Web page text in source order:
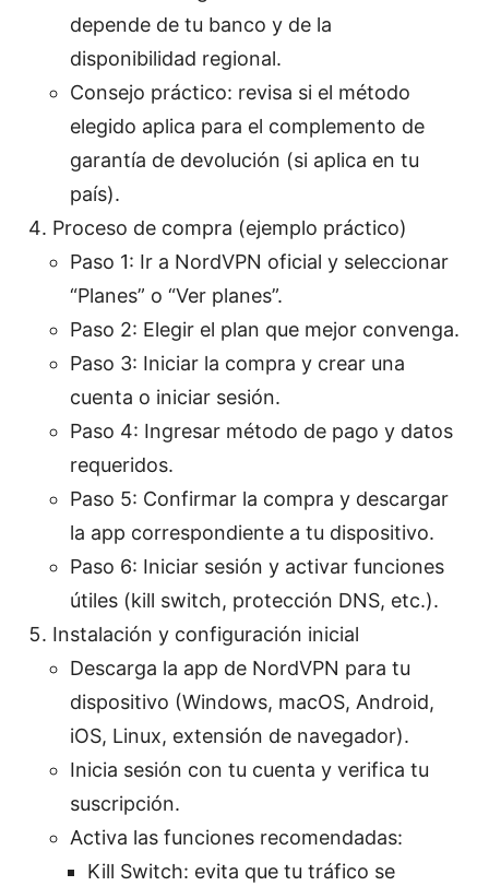
depende de tu banco y de la
disponibilidad regional.
Consejo práctico: revisa si el método
elegido aplica para el complemento de
garantía de devolución (si aplica en tu
país).
Proceso de compra (ejemplo práctico)
Paso 1: Ir a NordVPN oficial y seleccionar
“Planes” o “Ver planes”.
Paso 2: Elegir el plan que mejor convenga.
Paso 3: Iniciar la compra y crear una
cuenta o iniciar sesión.
Paso 4: Ingresar método de pago y datos
requeridos.
Paso 5: Confirmar la compra y descargar
la app correspondiente a tu dispositivo.
Paso 6: Iniciar sesión y activar funciones
útiles (kill switch, protección DNS, etc.).
Instalación y configuración inicial
Descarga la app de NordVPN para tu
dispositivo (Windows, macOS, Android,
iOS, Linux, extensión de navegador).
Inicia sesión con tu cuenta y verifica tu
suscripción.
Activa las funciones recomendadas:
Kill Switch: evita que tu tráfico se